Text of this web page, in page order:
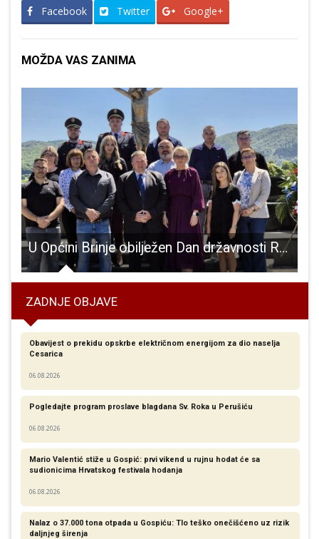
Facebook Twitter Google+
MOŽDA VAS ZANIMA
U Općini Brinje obilježen Dan državnosti Republike Hrvatske
ZADNJE OBJAVE
Obavijest o prekidu opskrbe električnom energijom za dio naselja
Cesarica
06.08.2026
Pogledajte program proslave blagdana Sv. Roka u Perušiću
06.08.2026
Mario Valentić stiže u Gospić: prvi vikend u rujnu hodat će sa
sudionicima Hrvatskog festivala hodanja
06.08.2026
Nalaz o 37.000 tona otpada u Gospiću: Tlo teško onečišćeno uz rizik
daljnjeg širenja